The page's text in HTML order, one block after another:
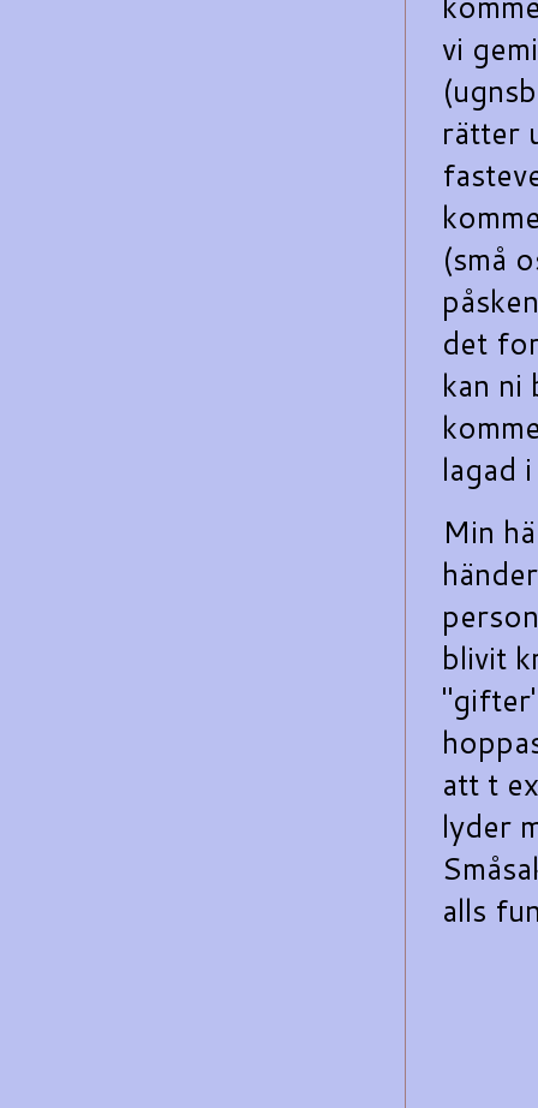
vi
rätter
(små
det
kan ni
lagad
Min
blivit
att t
lyder
alls